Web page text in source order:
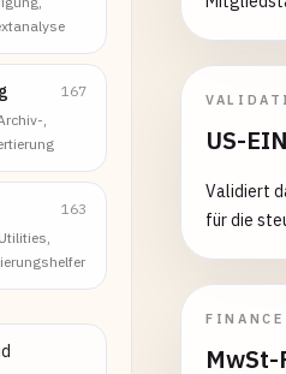
167
,
163
steuer +
US-
Validiert
für die
FINANCE
MwSt-